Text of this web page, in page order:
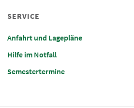
SERVICE
Anfahrt und Lagepläne
Hilfe im Notfall
Semestertermine